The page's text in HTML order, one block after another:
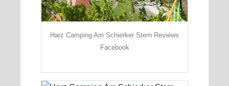
Harz Camping Am Schierker Stern Reviews
Facebook